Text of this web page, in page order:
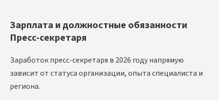
Зарплата и должностные обязанности
Пресс-секретаря
Заработок пресс-секретаря в 2026 году напрямую
зависит от статуса организации, опыта специалиста и
региона.